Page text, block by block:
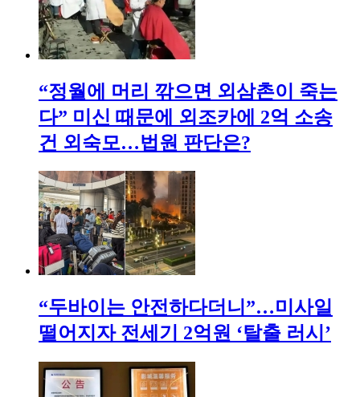
“정월에 머리 깎으면 외삼촌이 죽는
다” 미신 때문에 외조카에 2억 소송
건 외숙모…법원 판단은?
“두바이는 안전하다더니”…미사일
떨어지자 전세기 2억원 ‘탈출 러시’